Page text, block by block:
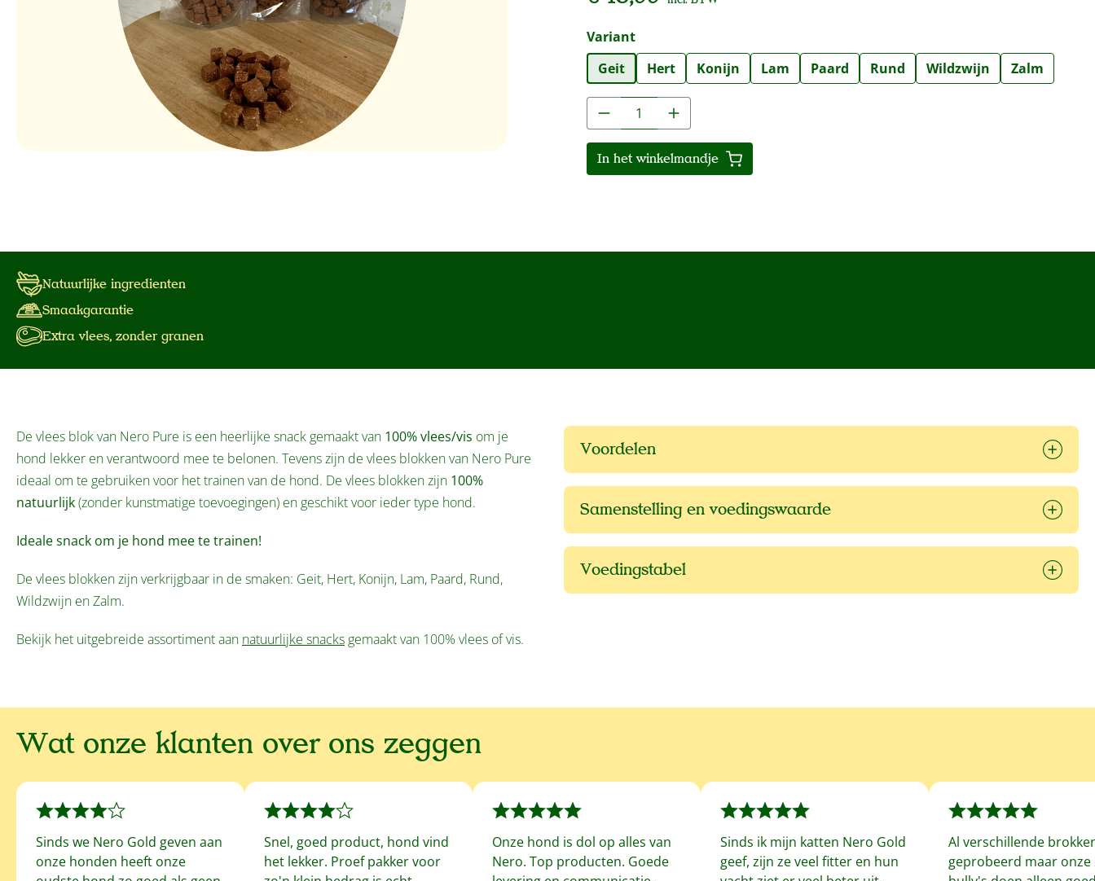
Selecteer
Variant
Geit
Hert Konijn Lam Paard Rund Wildzwijn Zalm
Producthoeveelheid: Voer de gewenste hoeveelheid
In het winkelmandje
Natuurlijke ingredienten
Smaakgarantie
Extra vlees, zonder granen
De vlees blok van Nero Pure is een heerlijke snack gemaakt van 100% vlees/vis om je
hond lekker en verantwoord mee te belonen. Tevens zijn de vlees blokken van Nero Pure
ideaal om te gebruiken voor het trainen van de hond. De vlees blokken zijn 100%
natuurlijk(zonder kunstmatige toevoegingen) en geschikt voor ieder type hond.
Ideale snack om je hond mee te trainen!
De vlees blokken zijn verkrijgbaar in de smaken: Geit, Hert, Konijn, Lam, Paard, Rund,
Wildzwijn en Zalm.
Bekijk het uitgebreide assortiment aan natuurlijke snacks gemaakt van 100% vlees of vis.
Voordelen
Samenstelling en voedingswaarde
Voedingstabel
Wat onze klanten over ons zeggen
Sinds we Nero Gold geven aan
onze honden heeft onze
Snel, goed product, hond vind
het lekker. Proef pakker voor
Onze hond is dol op alles van
Nero. Top producten. Goede
Sinds ik mijn katten Nero Gold
geef, zijn ze veel fitter en hun
Al verschillende
geprobeerd maar onze